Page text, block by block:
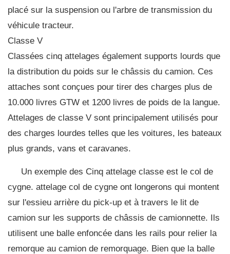
placé sur la suspension ou l'arbre de transmission du
véhicule tracteur.
Classe V
Classées cinq attelages également supports lourds que
la distribution du poids sur le châssis du camion. Ces
attaches sont conçues pour tirer des charges plus de
10.000 livres GTW et 1200 livres de poids de la langue.
Attelages de classe V sont principalement utilisés pour
des charges lourdes telles que les voitures, les bateaux
plus grands, vans et caravanes.
Un exemple des Cinq attelage classe est le col de
cygne. attelage col de cygne ont longerons qui montent
sur l'essieu arrière du pick-up et à travers le lit de
camion sur les supports de châssis de camionnette. Ils
utilisent une balle enfoncée dans les rails pour relier la
remorque au camion de remorquage. Bien que la balle